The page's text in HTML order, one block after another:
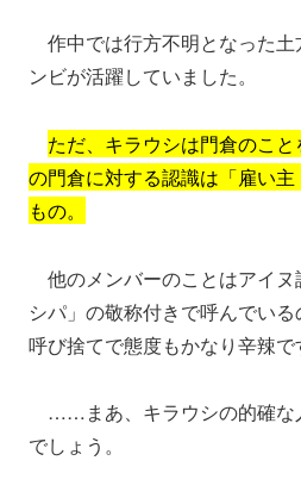
作中では行方不明となった土
ンビが活躍していました。
ただ、キラウシは門倉のこ
の門倉に対する認識は「雇い
もの。
他のメンバーのことはアイ
シパ」の敬称付きで呼んでい
呼び捨てで態度もかなり辛辣で
……まあ、キラウシの的確な
でしょう。